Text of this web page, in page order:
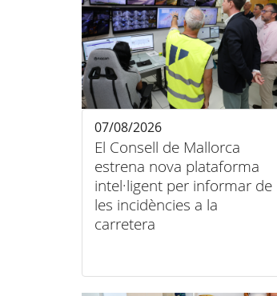
El Consell de Mallorca
estrena nova plataforma
intel·ligent per informar de
les incidències a la
carretera
07/08/2026